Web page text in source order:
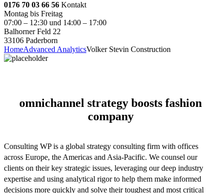
0176 70 03 66 56 Kontakt
Montag bis Freitag
07:00 – 12:30 und 14:00 – 17:00
Balhorner Feld 22
33106 Paderborn
HomeAdvanced AnalyticsVolker Stevin Construction
omnichannel strategy boosts fashion
company
Consulting WP is a global strategy consulting firm with offices
across Europe, the Americas and Asia-Pacific. We counsel our
clients on their key strategic issues, leveraging our deep industry
expertise and using analytical rigor to help them make informed
decisions more quickly and solve their toughest and most critical